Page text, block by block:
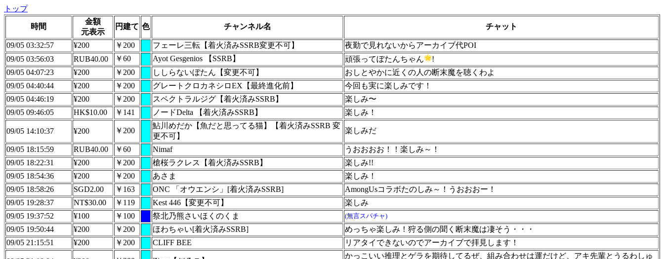
トップ
時間
金額
元表示
円建て 色 チャンネル名 チャット
09/05 03:32:57 ¥200 ￥200 フェーレ三転【着火済みSSRB変更不可】
夜勤で見れないからアーカイブ代POI
09/05 03:56:03
RUB40.00 ￥60 Ayot Gesgenios 【SSRB】 頑張ってぼたんちゃん
!
09/05 04:07:23
¥200 ￥200 ししらないぼたん【変更不可】
おしとやかに近くの人の断末魔を聴くわよ
09/05 04:40:44
¥200 ￥200 グレートクロカネシロEX【最終進化前】
今回も実に楽しみです！
09/05 04:46:19
¥200 ￥200 スペクトラルジグ【着火済みSSRB】
楽しみ〜
09/05 09:46:05
HK$10.00 ￥141 ノードDelta 【着火済みSSRB】 楽しみ！
09/05 14:10:37 ¥200 ￥200
鮎川めだか【魚だと思ってる猫】【着火済みSSRB 変
更不可】
楽しみだ
09/05 18:15:59 RUB40.00 ￥60 Nimaf
うおおおお！！楽しみ～！
09/05 18:22:31
¥200 ￥200 槍桜ラクレス【着火済みSSRB】
楽しみ!!
09/05 18:54:36
¥200 ￥200 あさま
楽しみ！
09/05 18:58:26
SGD2.00 ￥163 ONC 「オウエンシ」[着火済みSSRB]
AmongUsコラボたのしみ～！うおおおー！
09/05 19:28:37
NT$30.00 ￥119 Kest 446【変更不可】
楽しみ
09/05 19:37:52
¥100 ￥100 祭北乃熊さいほくのくま (無言スパチャ)
09/05 19:50:44 ¥200 ￥200 ほわちゃい[着火済みSSRB]
めっちゃ楽しみ！狩る側の聞く断末魔は凄そう・・・
09/05 21:15:51
¥200 ￥200 CLIFF BEE リアタイできないのでアーカイブで拝見します！
かっこいい推理とゲラを期待してるぜ、組み合わせは運だけど、アキ先輩とうるわしゅ